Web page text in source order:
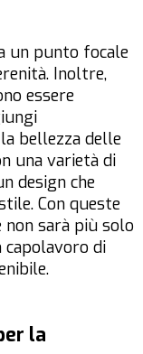
un punto focale
Inoltre,
essere
bellezza delle
una varietà di
design che
Con queste
sarà più solo
capolavoro di
la